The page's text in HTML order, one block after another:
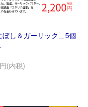
ぼし＆ガーリック＿5個
(内税)